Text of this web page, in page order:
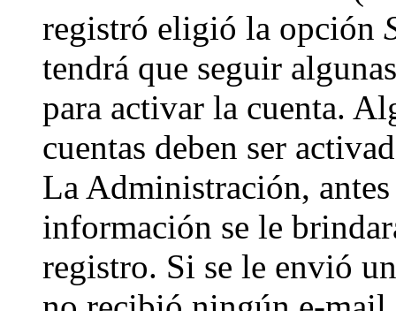
registró eligió la opción
tendrá que seguir
para activar la cuenta.
cuentas deben ser
La Administración,
información se le
registro. Si se le envió